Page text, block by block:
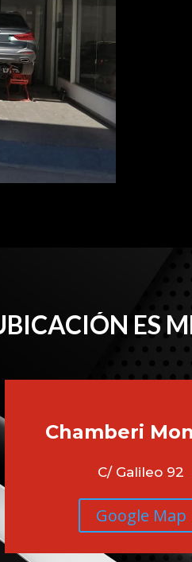
ES
Chamberi
C/ Galileo 92
Google Map